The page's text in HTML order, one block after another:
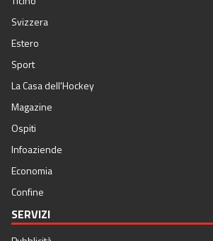
Svizzera
Estero
Sport
La Casa dell'Hockey
Magazine
Ospiti
Infoaziende
Economia
Confine
SERVIZI